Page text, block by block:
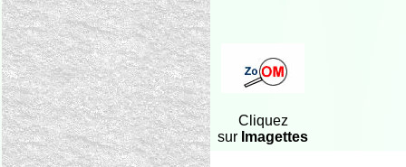
Cliquez
sur Imagettes